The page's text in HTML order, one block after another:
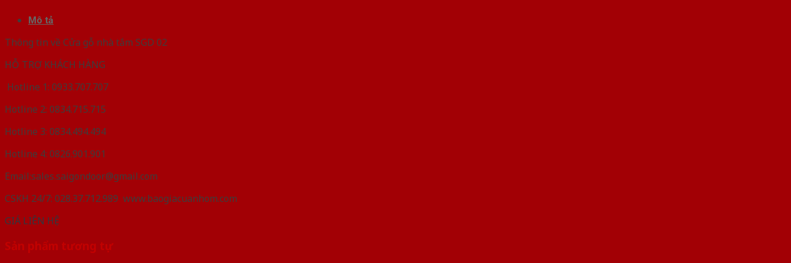
Mô tả
Thông tin về Cửa gỗ nhà tắm SGD 02
HỖ TRỢ KHÁCH HÀNG
Hotline 1: 0933.707.707
Hotline 2: 0834.715.715
Hotline 3: 0834.494.494
Hotline 4: 0826.901.901
Email:sales.saigondoor@gmail.com
CSKH 24/7: 028.37.712.989 www.baogiacuanhom.com
GIÁ LIÊN HỆ
Sản phẩm tương tự